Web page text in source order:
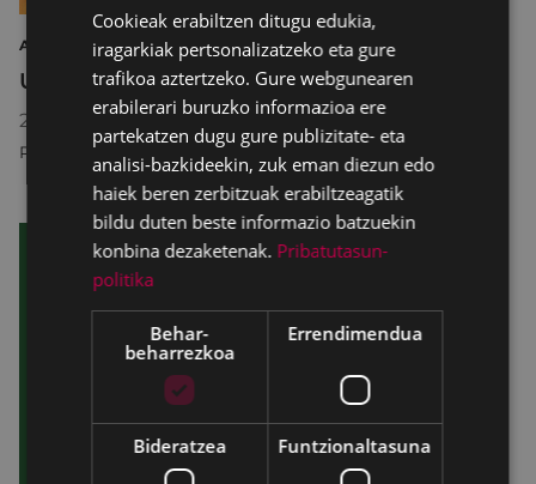
ARTEA ERAKUSKETA
Udal eskolak
2026/06/0418:30 -2026/06/1920:30
PORTALEA
Cookieak erabiltzen ditugu edukia,
iragarkiak pertsonalizatzeko eta gure
trafikoa aztertzeko. Gure webgunearen
erabilerari buruzko informazioa ere
partekatzen dugu gure publizitate- eta
analisi-bazkideekin, zuk eman diezun edo
haiek beren zerbitzuak erabiltzeagatik
bildu duten beste informazio batzuekin
konbina dezaketenak. Pribatutasun-
politika
Behar-
beharrezkoa
Errendimendua
Bideratzea Funtzionaltasuna